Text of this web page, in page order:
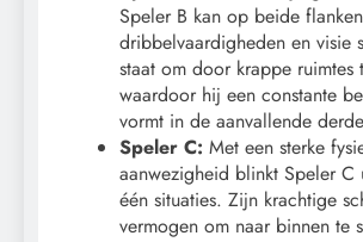
Speler B kan op beide
dribbelvaardigheden en visie
staat om door krappe ruimtes
waardoor hij een constante
vormt in de aanvallende
Speler C: Met een sterke
aanwezigheid blinkt Speler C
één situaties. Zijn krachtige
vermogen om naar binnen te